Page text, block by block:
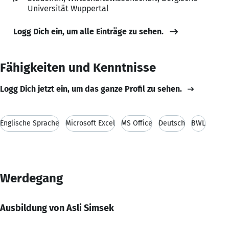
Universität Wuppertal
Logg Dich ein, um alle Einträge zu sehen.
Fähigkeiten und Kenntnisse
Logg Dich jetzt ein, um das ganze Profil zu sehen.
Englische Sprache Microsoft Excel MS Office Deutsch BWL
Werdegang
Ausbildung von Asli Simsek